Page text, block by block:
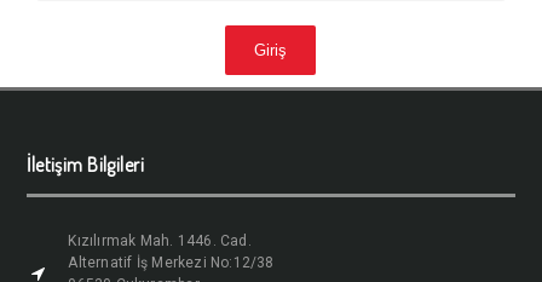
İletişim Bilgileri
Kızılırmak Mah. 1446. Cad.
Alternatif İş Merkezi No:12/38